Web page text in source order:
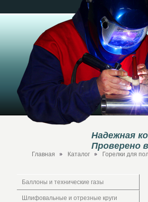
Надежная
Проверено
Главная Каталог Горелки для
Баллоны и технические газы
Шлифовальные и отрезные круги